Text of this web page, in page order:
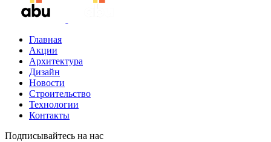
Главная
Акции
Архитектура
Дизайн
Новости
Строительство
Технологии
Контакты
Подписывайтесь на нас